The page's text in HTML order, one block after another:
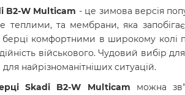
B2-W Multicam - це зимова версія
теплими,та мембрани, яка
комфортними в широкому колі
військового. Чудовий вибір
найрізноманітніших ситуацій.
Skadi B2-W Multicam
можна